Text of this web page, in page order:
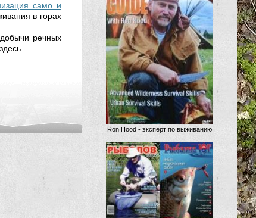
само и
в горах
речных
Ron Hood - эксперт по выживанию